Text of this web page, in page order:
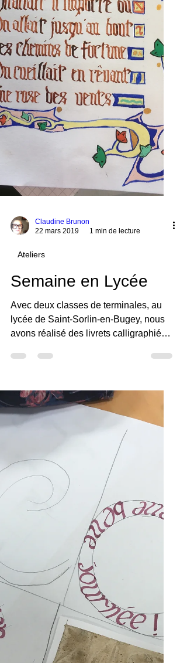
Claudine Brunon
22 mars 2019
1 min de lecture
Avec deux classes de terminales, au
lycée de Saint-Sorlin-en-Bugey, nous
avons réalisé des livrets calligraphiés